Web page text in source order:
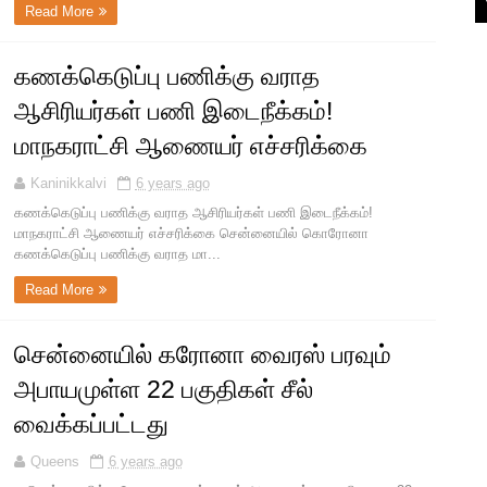
Read More
கணக்கெடுப்பு பணிக்கு வராத
ஆசிரியர்கள் பணி இடைநீக்கம்!
மாநகராட்சி ஆணையர் எச்சரிக்கை
Kaninikkalvi
6 years ago
கணக்கெடுப்பு பணிக்கு வராத ஆசிரியர்கள் பணி இடைநீக்கம்!
மாநகராட்சி ஆணையர் எச்சரிக்கை சென்னையில் கொரோனா
கணக்கெடுப்பு பணிக்கு வராத மா...
Read More
சென்னையில் கரோனா வைரஸ் பரவும்
அபாயமுள்ள 22 பகுதிகள் சீல்
வைக்கப்பட்டது
Queens
6 years ago